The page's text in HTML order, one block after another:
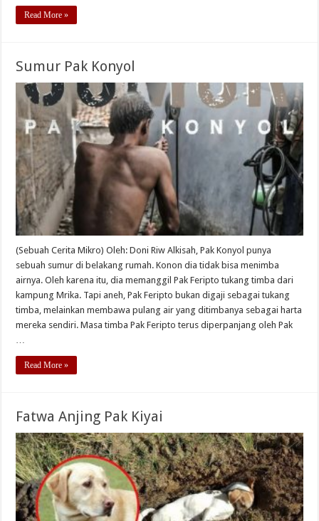
Read More »
Sumur Pak Konyol
(Sebuah Cerita Mikro) Oleh: Doni Riw Alkisah, Pak Konyol punya
sebuah sumur di belakang rumah. Konon dia tidak bisa menimba
airnya. Oleh karena itu, dia memanggil Pak Feripto tukang timba dari
kampung Mrika. Tapi aneh, Pak Feripto bukan digaji sebagai tukang
timba, melainkan membawa pulang air yang ditimbanya sebagai harta
mereka sendiri. Masa timba Pak Feripto terus diperpanjang oleh Pak
Read More »
Fatwa Anjing Pak Kiyai